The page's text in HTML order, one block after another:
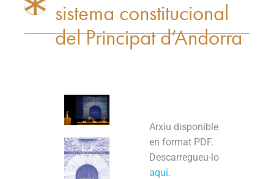
sistema constitucional
del Principat d’Andorra
Arxiu disponible
en format PDF.
Descarregueu-lo
aquí.